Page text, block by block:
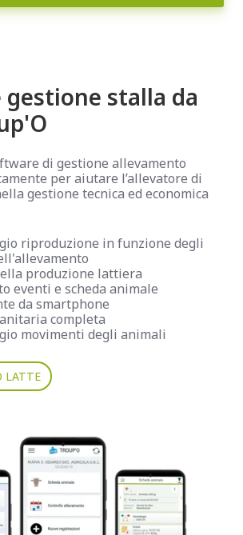
stalla da
di gestione allevamento
per aiutare l’allevatore di
gestione tecnica ed economica
riproduzione in funzione degli
produzione lattiera
eventi e scheda animale
da smartphone
completa
movimenti degli animali
LATTE